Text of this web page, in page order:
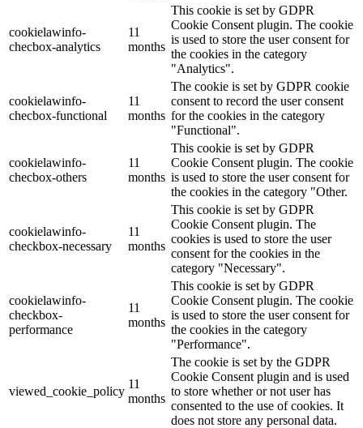
cookielawinfo-
checbox-analytics
11
months
This cookie is set by GDPR
Cookie Consent plugin. The cookie
is used to store the user consent for
the cookies in the category
"Analytics".
cookielawinfo-
checbox-functional
11
months
The cookie is set by GDPR cookie
consent to record the user consent
for the cookies in the category
"Functional".
cookielawinfo-
checbox-others
11
months
This cookie is set by GDPR
Cookie Consent plugin. The cookie
is used to store the user consent for
the cookies in the category "Other.
cookielawinfo-
checkbox-necessary
11
months
This cookie is set by GDPR
Cookie Consent plugin. The
cookies is used to store the user
consent for the cookies in the
category "Necessary".
cookielawinfo-
checkbox-
performance
11
months
This cookie is set by GDPR
Cookie Consent plugin. The cookie
is used to store the user consent for
the cookies in the category
"Performance".
viewed_cookie_policy
11
months
The cookie is set by the GDPR
Cookie Consent plugin and is used
to store whether or not user has
consented to the use of cookies. It
does not store any personal data.